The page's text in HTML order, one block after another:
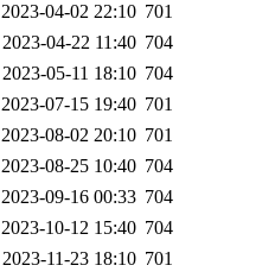
2023-04-02 22:10 701
2023-04-22 11:40 704
2023-05-11 18:10 704
2023-07-15 19:40 701
2023-08-02 20:10 701
2023-08-25 10:40 704
2023-09-16 00:33 704
2023-10-12 15:40 704
2023-11-23 18:10 701